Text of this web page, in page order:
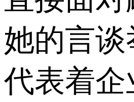
她的言
代表着企